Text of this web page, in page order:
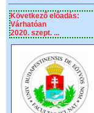
Következő előadás:
Várhatóan
2020. szept. ...